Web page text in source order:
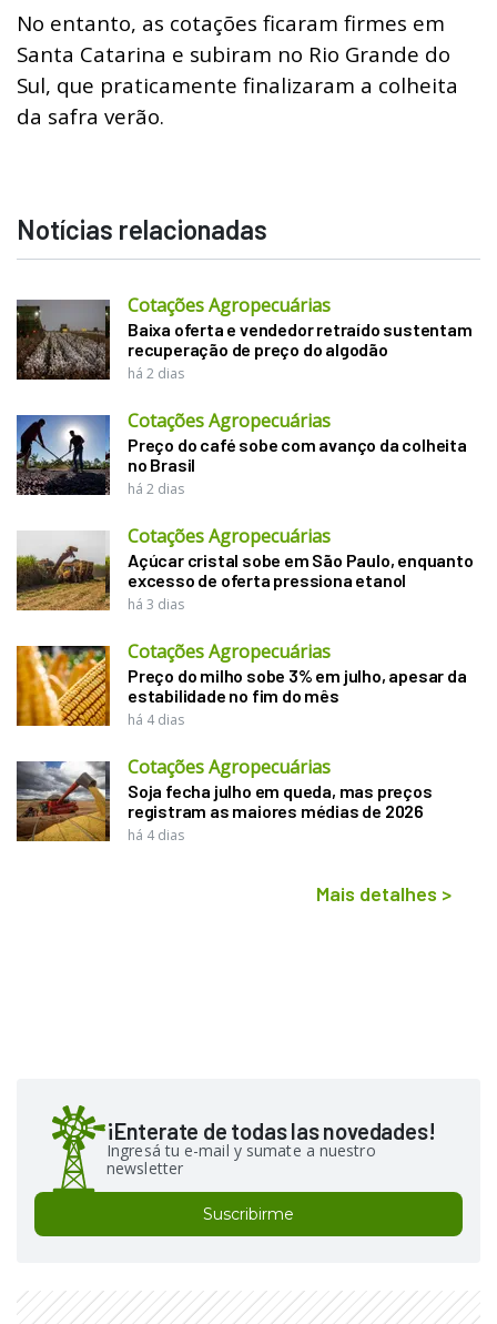
No entanto, as cotações ficaram firmes em
Santa Catarina e subiram no Rio Grande do
Sul, que praticamente finalizaram a colheita
da safra verão.
Notícias relacionadas
Cotações Agropecuárias
Baixa oferta e vendedor retraído sustentam
recuperação de preço do algodão
há 2 dias
Cotações Agropecuárias
Preço do café sobe com avanço da colheita
no Brasil
há 2 dias
Cotações Agropecuárias
Açúcar cristal sobe em São Paulo, enquanto
excesso de oferta pressiona etanol
há 3 dias
Cotações Agropecuárias
Preço do milho sobe 3% em julho, apesar da
estabilidade no fim do mês
há 4 dias
Cotações Agropecuárias
Soja fecha julho em queda, mas preços
registram as maiores médias de 2026
há 4 dias
Mais detalhes >
¡Enterate de todas las novedades!
Ingresá tu e-mail y sumate a nuestro
newsletter
Suscribirme